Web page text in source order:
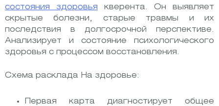
состояния здоровья кверента. Он выявляет
скрытые болезни, старые травмы и их
последствия в долгосрочной перспективе.
Анализирует и состояние психологического
здоровья с процессом восстановления.
Схема расклада На здоровье:
Первая карта диагностирует общее